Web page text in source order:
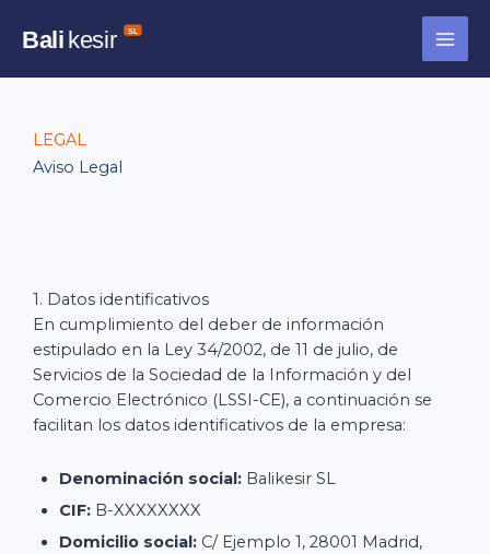
LEGAL
Aviso Legal
1. Datos identificativos
En cumplimiento del deber de información
estipulado en la Ley 34/2002, de 11 de julio, de
Servicios de la Sociedad de la Información y del
Comercio Electrónico (LSSI-CE), a continuación se
facilitan los datos identificativos de la empresa:
Denominación social: Balikesir SL
CIF: B-XXXXXXXX
Domicilio social: C/ Ejemplo 1, 28001 Madrid,